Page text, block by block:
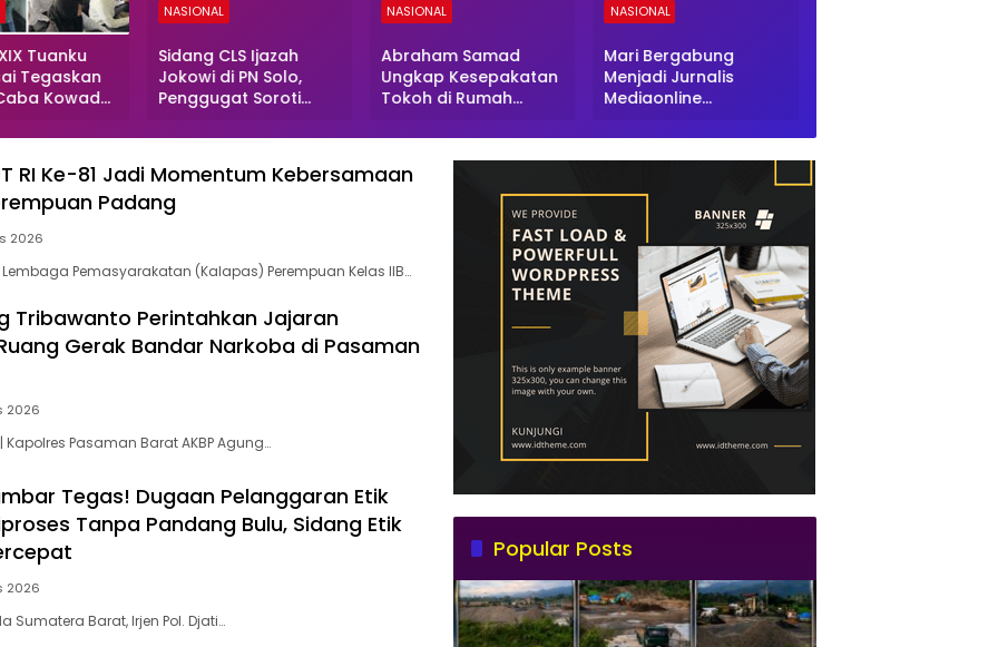
Tuanku
Tegaskan
Kowad
Peserta
NASIONAL
Sidang CLS Ijazah
Jokowi di PN Solo,
Penggugat Soroti
Tidak Sinkron
NASIONAL
Abraham Samad
Ungkap Kesepakatan
Tokoh di Rumah
Harus Diganti!
NASIONAL
Mari Bergabung
Menjadi Jurnalis
Mediaonline
Melaksanakan Kode
Etik Jurnalistik, Ini
RI Ke-81 Jadi Momentum Kebersamaan
Padang
2026
Lembaga Pemasyarakatan (Kalapas) Perempuan Kelas IIB…
Tribawanto Perintahkan Jajaran
Gerak Bandar Narkoba di Pasaman
2026
| Kapolres Pasaman Barat AKBP Agung…
Tegas! Dugaan Pelanggaran Etik
Tanpa Pandang Bulu, Sidang Etik
2026
Sumatera Barat, Irjen Pol. Djati…
Popular Posts